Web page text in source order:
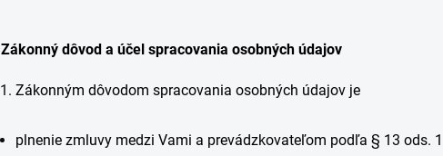
Zákonný dôvod a účel spracovania osobných údajov
Zákonným dôvodom spracovania osobných údajov je
plnenie zmluvy medzi Vami a prevádzkovateľom podľa § 13 ods.